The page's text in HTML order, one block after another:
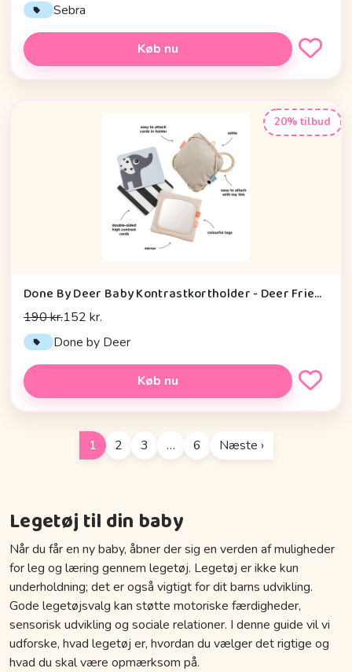
Sebra
Køb nu
20% tilbud
Done By Deer Baby Kontrastkortholder - Deer Friends - Sand
190 kr.152 kr.
Done by Deer
Køb nu
1 2 3 … 6 Næste ›
Legetøj til din baby
Når du får en ny baby, åbner der sig en verden af muligheder
for leg og læring gennem legetøj. Legetøj er ikke kun
underholdning; det er også vigtigt for dit barns udvikling.
Gode legetøjsvalg kan støtte motoriske færdigheder,
sensorisk udvikling og sociale relationer. I denne guide vil vi
udforske, hvad legetøj er, hvordan du vælger det rigtige og
hvad du skal være opmærksom på.